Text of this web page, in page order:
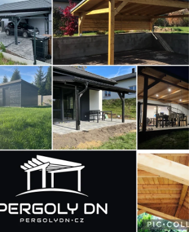
PERGOLY DN
29. 3. 2024
Minut čtení: 1
PERGOLY DN
Dnešní realizace betonových patek ☑️
https://www.pergolydn.cz/ info@pergolydn.cz
#dřevo #drevo #pristresky #pergola #kvh...